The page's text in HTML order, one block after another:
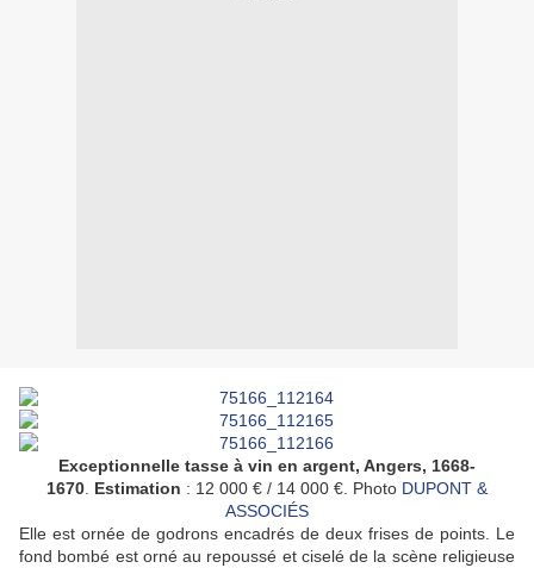
Exceptionnelle tasse à vin en argent, Angers, 1668-
1670 Estimation : 12 000 € / 14 000 €. Photo DUPONT &
ASSOCIÉS
Elle est ornée de godrons encadrés de deux frises de points. Le
fond bombé est orné au repoussé et ciselé de la scène religieuse